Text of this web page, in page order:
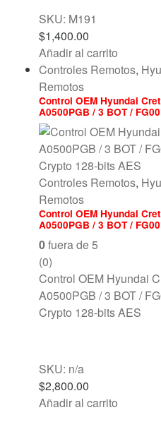
SKU: M191
$1,400.00
Añadir al carrito
Controles Remotos,
Remotos
Control OEM Hyundai
A0500PGB / 3 BOT /
Crypto 128-bits AES
Controles Remotos,
Remotos
Control OEM Hyundai
A0500PGB / 3 BOT /
0fuera de 5
(0)
Control OEM Hyundai
A0500PGB / 3 BOT /
Crypto 128-bits AES
SKU: n/a
$2,800.00
Añadir al carrito